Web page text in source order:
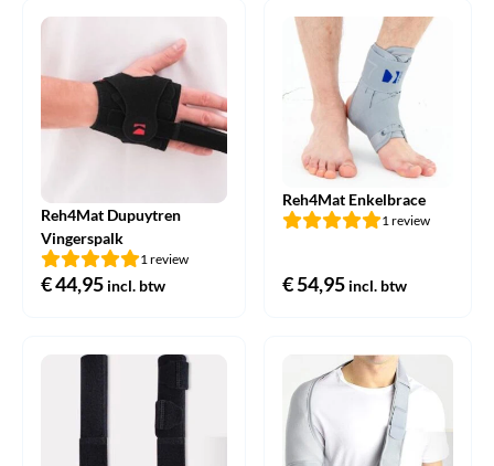
Reh4Mat Dupuytren
Vingerspalk
1 review
€44,95 incl. btw
Reh4Mat Enkelbrace
1 review
€54,95 incl. btw